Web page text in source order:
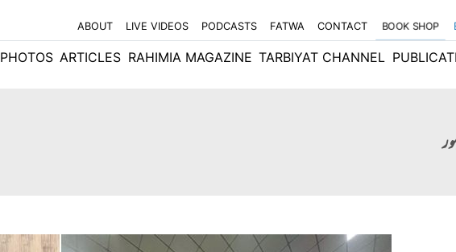
ABOUT LIVE VIDEOS PODCASTS FATWA CONTACT BOOK SHOP
PHOTOS ARTICLES RAHIMIA MAGAZINE TARBIYAT CHANNEL